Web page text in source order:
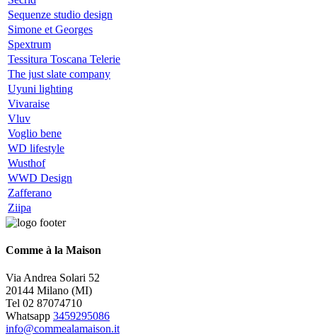
Sequenze studio design
Simone et Georges
Spextrum
Tessitura Toscana Telerie
The just slate company
Uyuni lighting
Vivaraise
Vluv
Voglio bene
WD lifestyle
Wusthof
WWD Design
Zafferano
Ziipa
Comme à la Maison
Via Andrea Solari 52
20144 Milano (MI)
Tel 02 87074710
Whatsapp 3459295086
info@commealamaison.it